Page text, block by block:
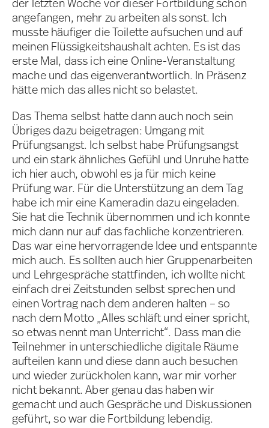
der letzten Woche vor dieser Fortbildung schon
angefangen, mehr zu arbeiten als sonst. Ich
musste häufiger die Toilette aufsuchen und auf
meinen Flüssigkeitshaushalt achten. Es ist das
erste Mal, dass ich eine Online-Veranstaltung
mache und das eigenverantwortlich. In Präsenz
hätte mich das alles nicht so belastet.
Das Thema selbst hatte dann auch noch sein
Übriges dazu beigetragen: Umgang mit
Prüfungsangst. Ich selbst habe Prüfungsangst
und ein stark ähnliches Gefühl und Unruhe hatte
ich hier auch, obwohl es ja für mich keine
Prüfung war. Für die Unterstützung an dem Tag
habe ich mir eine Kameradin dazu eingeladen.
Sie hat die Technik übernommen und ich konnte
mich dann nur auf das fachliche konzentrieren.
Das war eine hervorragende Idee und entspannte
mich auch. Es sollten auch hier Gruppenarbeiten
und Lehrgespräche stattfinden, ich wollte nicht
einfach drei Zeitstunden selbst sprechen und
einen Vortrag nach dem anderen halten – so
nach dem Motto „Alles schläft und einer spricht,
so etwas nennt man Unterricht“. Dass man die
Teilnehmer in unterschiedliche digitale Räume
aufteilen kann und diese dann auch besuchen
und wieder zurückholen kann, war mir vorher
nicht bekannt. Aber genau das haben wir
gemacht und auch Gespräche und Diskussionen
geführt, so war die Fortbildung lebendig.